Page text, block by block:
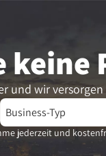
und wir
jederzeit und